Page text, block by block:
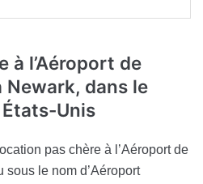
à l’Aéroport de
Newark, dans le
Unis
pas chère à l’Aéroport de
sous le nom d’Aéroport